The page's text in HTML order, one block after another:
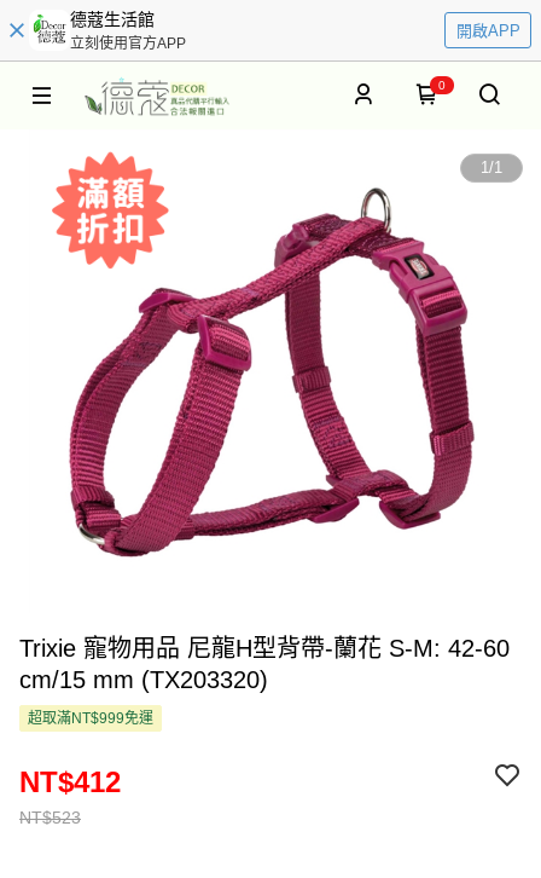
德蔻生活館
立刻使用官方APP
開啟APP
0
1/1
Trixie 寵物用品 尼龍H型背帶-蘭花 S-M: 42-60
cm/15 mm (TX203320)
超取滿NT$999免運
NT$523
NT$412